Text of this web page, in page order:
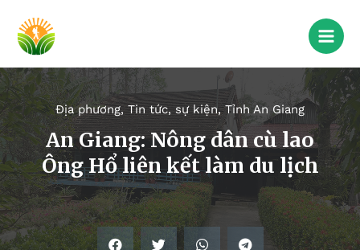
Địa phương,Tin tức, sự kiện,Tỉnh An Giang
An Giang: Nông dân cù lao
Ông Hổ liên kết làm du lịch